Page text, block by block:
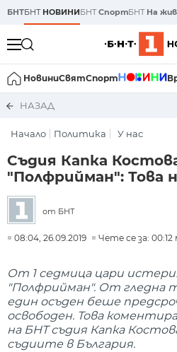
БНТБНТ НОВИНИБНТСпортБНТ На
НовиниСвятСпорт
НАЗАД
Начало Политика У нас
Съдия Капка
"Полфрийман": Това
от БНТ
08:04, 26.09.2019 Чете се за: 00:12
От 1 седмица цари
"Полфрийман". От гледна
един осъден беше
освободен. Това
на БНТ съдия Капка
съдиите в България.